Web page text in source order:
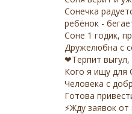
Сонечка
ребёнок -
Соне 1 годик,
Дружелюбна с
❤Терпит выгул,
Кого я ищу для
Человека с
Готова
⚡Жду заявок